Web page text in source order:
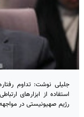
جلیلی نوشت: تداوم
استفاده از ابزارهای
رژیم صهیونیستی در